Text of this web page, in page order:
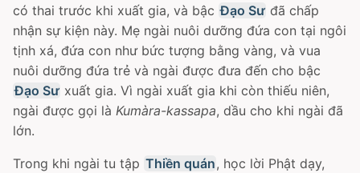
có thai trước khi xuất gia, và bậc Ðạo Sư đã chấp
nhận sự kiện này. Mẹ ngài nuôi dưỡng đứa con tại ngôi
tịnh xá, đứa con như bức tượng bằng vàng, và vua
nuôi dưỡng đứa trẻ và ngài được đưa đến cho bậc
Ðạo Sư xuất gia. Vì ngài xuất gia khi còn thiếu niên,
ngài được gọi là Kumàra-kassapa, dầu cho khi ngài đã
lớn.
Trong khi ngài tu tập Thiền quán, học lời Phật dạy,